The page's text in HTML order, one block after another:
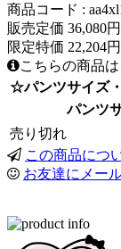
商品コード :
販売定価 36,080
限定特価 22,204
こちらの商品
☆パンツサイズ
パンツ
売り切れ
この商品につ
お友達にメー